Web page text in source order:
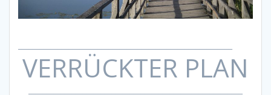
VERRÜCKTER PLAN